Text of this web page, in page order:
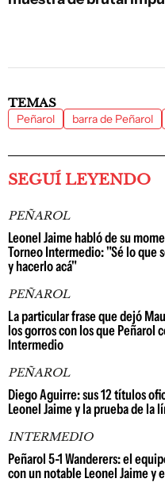
TEMAS
Peñarol barra de Peñarol
SEGUÍ LEYENDO
PEÑAROL
Leonel Jaime habló de su
Torneo Intermedio: "Sé lo que
y hacerlo acá"
PEÑAROL
La particular frase que dejó
los gorros con los que Peñarol
Intermedio
PEÑAROL
Diego Aguirre: sus 12 títulos
Leonel Jaime y la prueba de
INTERMEDIO
Peñarol 5-1 Wanderers: el
con un notable Leonel Jaime y